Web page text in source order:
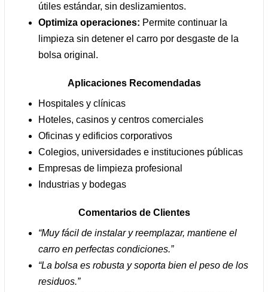
útiles estándar, sin deslizamientos.
Optimiza operaciones: Permite continuar la
limpieza sin detener el carro por desgaste de la
bolsa original.
Aplicaciones Recomendadas
Hospitales y clínicas
Hoteles, casinos y centros comerciales
Oficinas y edificios corporativos
Colegios, universidades e instituciones públicas
Empresas de limpieza profesional
Industrias y bodegas
Comentarios de Clientes
“Muy fácil de instalar y reemplazar, mantiene el
carro en perfectas condiciones.”
“La bolsa es robusta y soporta bien el peso de los
residuos.”